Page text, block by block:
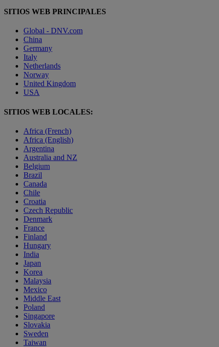
SITIOS WEB PRINCIPALES
Global - DNV.com
China
Germany
Italy
Netherlands
Norway
United Kingdom
USA
SITIOS WEB LOCALES:
Africa (French)
Africa (English)
Argentina
Australia and NZ
Belgium
Brazil
Canada
Chile
Croatia
Czech Republic
Denmark
France
Finland
Hungary
India
Japan
Korea
Malaysia
Mexico
Middle East
Poland
Singapore
Slovakia
Sweden
Taiwan